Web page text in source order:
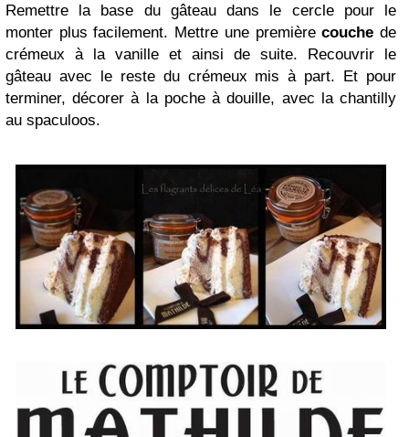
Remettre la base du gâteau dans le cercle pour le
monter plus facilement. Mettre une premièrecouche de
crémeux à la vanille et ainsi de suite. Recouvrir le
gâteau avec le reste du crémeux mis à part. Et pour
terminer, décorer à la poche à douille, avec la chantilly
au spaculoos.